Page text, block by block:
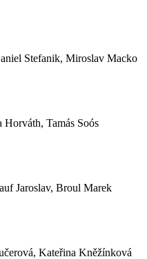
Stefanik, Miroslav Macko
Tamás Soós
Jaroslav, Broul Marek
Kateřina Kněžínková